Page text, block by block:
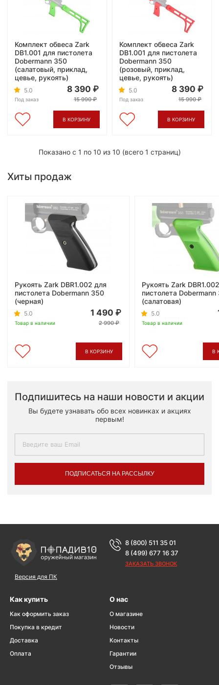
Комплект обвеса Zark
DB1.001 для пистолета
Dobermann 350
(салатовый, приклад,
цевье, рукоять)
5.0
Под заказ
8 390
15 990
В КОРЗИНУ
Комплект обвеса Zark
DB1.001 для пистолета
Dobermann 350
(розовый, приклад,
цевье, рукоять)
5.0
Под заказ
8 390
15 990
В КОРЗИНУ
Показано с 1 по 10 из 10 (всего 1 страниц)
Хиты продаж
Рукоять Zark DBR1.002 для
пистолета Dobermann 350
(черная)
5.0
Товар в наличии
1 490
2 990
В КОРЗИНУ
Рукоять Zark
пистолета Dobermann
(салатовая)
5.0
Товар в наличии
В
Подпишитесь на наши новости и акции
Вы будете узнавать обо всех новинках и акциях
первым!
ПОДПИСАТЬСЯ НА РАССЫЛКУ
Версия для ПК
8 (800) 511 35 01
8 (499) 677 16 37
ЗАКАЗАТЬ ЗВОНОК
Как купить
Как оформить заказ
Покупка в кредит
Доставка
Оплата
О нас
О магазине
Новости
Контакты
Гарантии
Отзывы